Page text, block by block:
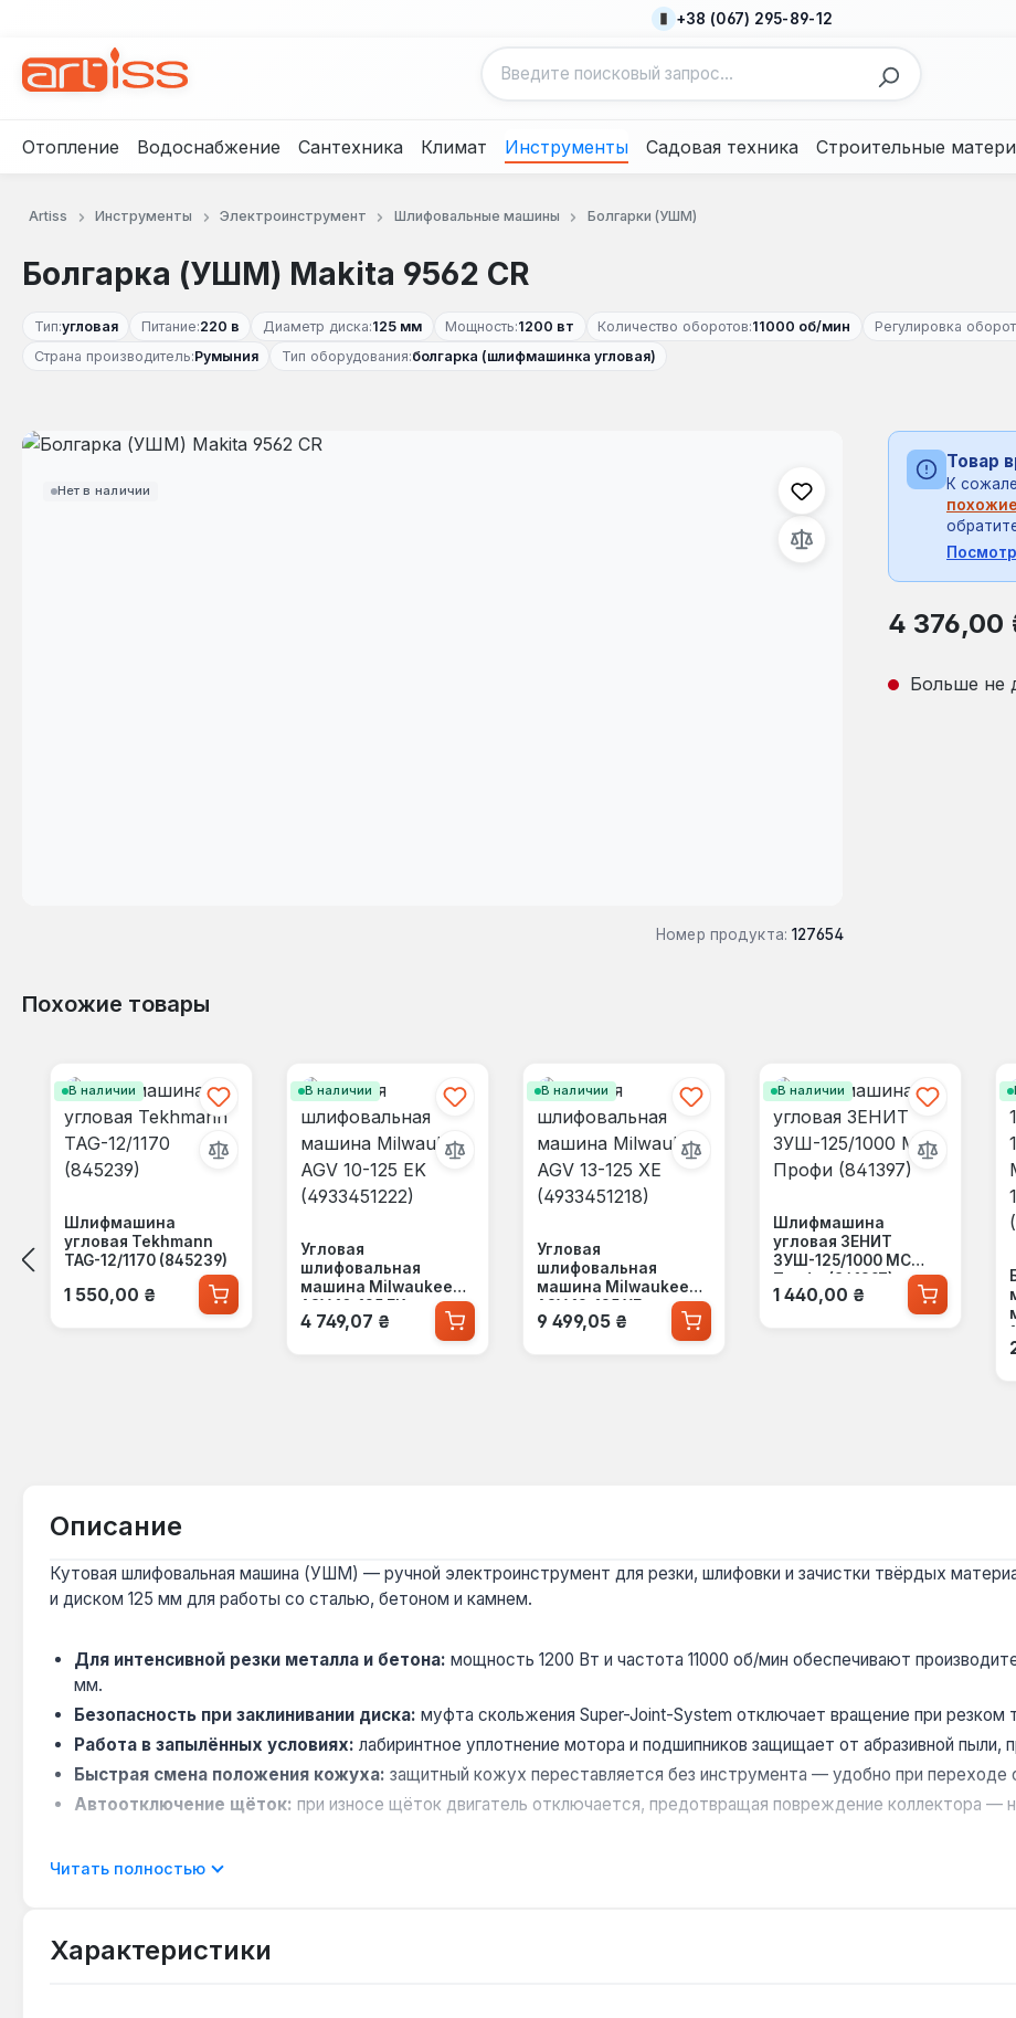
+38 (067) 295-89-12
Отопление Водоснабжение Сантехника Климат Инструменты Садовая техника Строительные
Artiss Инструменты Электроинструмент Шлифовальные машины Болгарки (УШМ)
Болгарка (УШМ) Makita 9562 CR
Тип:угловая Питание:220 в Диаметр диска:125 мм Мощность:1200 вт Количество оборотов:11000 об/мин Регулировка
Страна производитель:Румыния Тип оборудования:болгарка (шлифмашинка угловая)
Нет в наличии
Пропустить галерею изображений
Номер продукта: 127654
Товар
К
Обычная цена:
4 376,00
Больше не
Похожие товары
В наличии
Шлифмашина
угловая Tekhmann
TAG-12/1170 (845239)
Обычная цена:
1 550,00 ₴
В наличии
Угловая
шлифовальная
машина Milwaukee
AGV 10-125 EK
(4933451222)
Обычная цена:
4 749,07 ₴
В наличии
Угловая
шлифовальная
машина Milwaukee
AGV 13-125 XE
(4933451218)
Обычная цена:
9 499,05 ₴
В наличии
Шлифмашина
угловая ЗЕНИТ
ЗУШ-125/1000 МС
Профи (841397)
Обычная цена:
1 440,00 ₴
Описание
Кутовая шлифовальная машина (УШМ) — ручной электроинструмент для резки, шлифовки и зачистки твёрдых
и диском 125 мм для работы со сталью, бетоном и камнем.
Для интенсивной резки металла и бетона: мощность 1200 Вт и частота 11000 об/мин обеспечивают
мм.
Безопасность при заклинивании диска: муфта скольжения Super-Joint-System отключает вращение при резком
Работа в запылённых условиях: лабиринтное уплотнение мотора и подшипников защищает от абразивной пыли,
Быстрая смена положения кожуха: защитный кожух переставляется без инструмента — удобно при переходе
Автоотключение щёток: при износе щёток двигатель отключается, предотвращая повреждение коллектора —
УШМ подходит для профессионального использования на стройплощадках, в металлообработке и ремонтных
Подходит ли для резки нержавеющей стали?
Читать полностью
Характеристики